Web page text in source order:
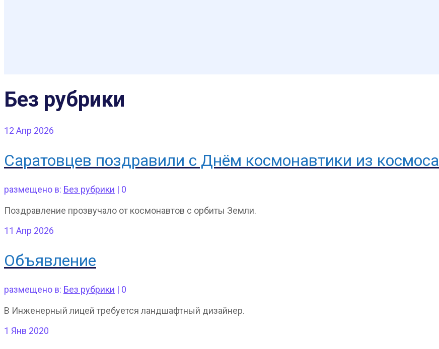
Без рубрики
12 Апр 2026
Саратовцев поздравили с Днём космонавтики из космоса
размещено в: Без рубрики | 0
Поздравление прозвучало от космонавтов с орбиты Земли.
11 Апр 2026
Объявление
размещено в: Без рубрики | 0
В Инженерный лицей требуется ландшафтный дизайнер.
1 Янв 2020